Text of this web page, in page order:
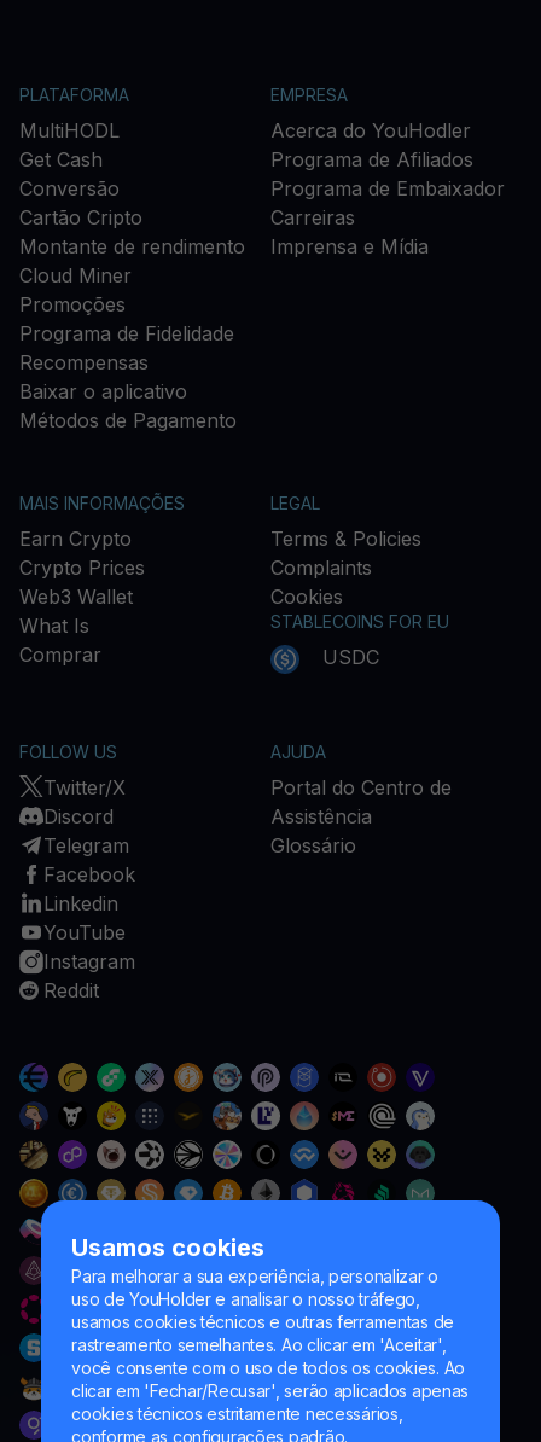
Usamos cookies
Para melhorar a sua experiência, personalizar o
uso de YouHolder e analisar o nosso tráfego,
usamos cookies técnicos e outras ferramentas de
rastreamento semelhantes. Ao clicar em 'Aceitar',
você consente com o uso de todos os cookies. Ao
clicar em 'Fechar/Recusar', serão aplicados apenas
cookies técnicos estritamente necessários,
conforme as configurações padrão.
PLATAFORMA
MultiHODL
Get Cash
Conversão
Cartão Cripto
Montante de rendimento
Cloud Miner
Promoções
Programa de Fidelidade
Recompensas
Baixar o aplicativo
Métodos de Pagamento
EMPRESA
Acerca do YouHodler
Programa de Afiliados
Programa de Embaixador
Carreiras
Imprensa e Mídia
MAIS INFORMAÇÕES
Earn Crypto
Crypto Prices
Web3 Wallet
What Is
Comprar
LEGAL
Terms & Policies
Complaints
Cookies
STABLECOINS FOR EU
USDC
FOLLOW US
Twitter/X
Discord
Telegram
Facebook
Linkedin
YouTube
Instagram
Reddit
AJUDA
Portal do Centro de
Assistência
Glossário